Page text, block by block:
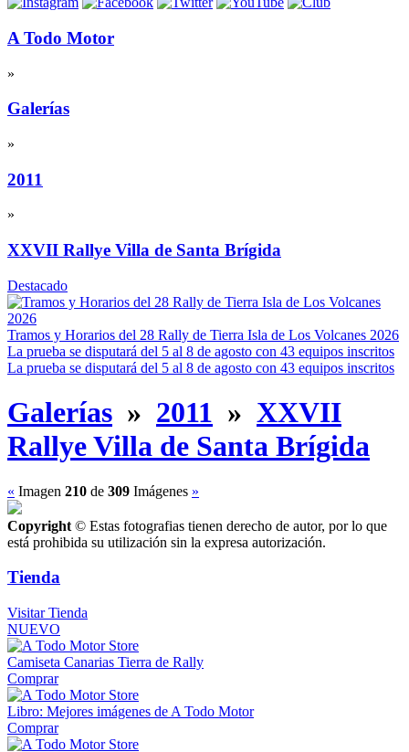
A Todo Motor
»
Galerías
»
2011
»
XXVII Rallye Villa de Santa Brígida
Destacado
Tramos y Horarios del 28 Rally de Tierra Isla de Los Volcanes 2026
La prueba se disputará del 5 al 8 de agosto con 43 equipos inscritos
La prueba se disputará del 5 al 8 de agosto con 43 equipos inscritos
Galerías » 2011 » XXVII
Rallye Villa de Santa Brígida
« Imagen 210 de 309 Imágenes »
Copyright © Estas fotografias tienen derecho de autor, por lo que
está prohibida su utilización sin la expresa autorización.
Tienda
Visitar Tienda
NUEVO
Camiseta Canarias Tierra de Rally
Comprar
Libro: Mejores imágenes de A Todo Motor
Comprar